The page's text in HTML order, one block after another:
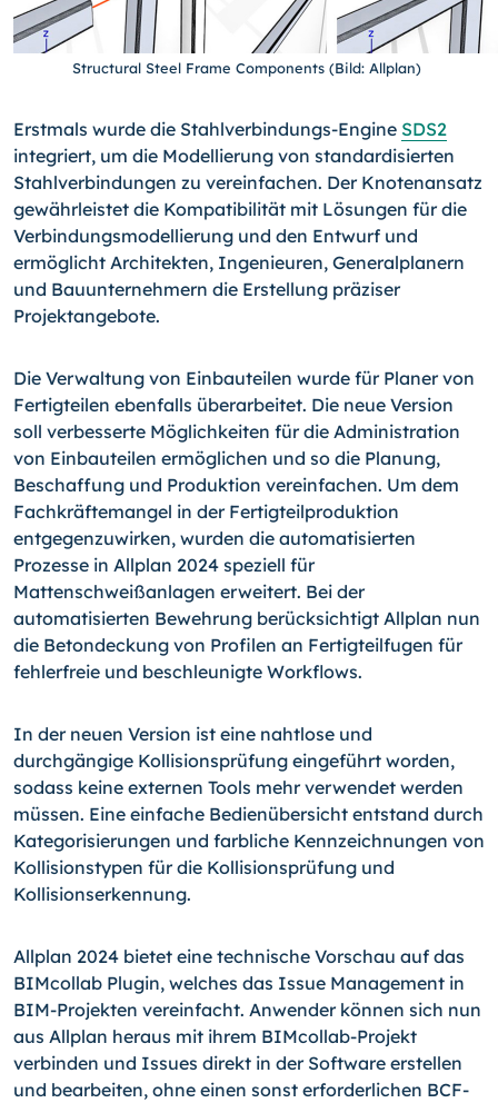
Structural Steel Frame Components (Bild: Allplan)
Erstmals wurde die Stahlverbindungs-Engine SDS2
integriert, um die Modellierung von standardisierten
Stahlverbindungen zu vereinfachen. Der Knotenansatz
gewährleistet die Kompatibilität mit Lösungen für die
Verbindungsmodellierung und den Entwurf und
ermöglicht Architekten, Ingenieuren, Generalplanern
und Bauunternehmern die Erstellung präziser
Projektangebote.
Die Verwaltung von Einbauteilen wurde für Planer von
Fertigteilen ebenfalls überarbeitet. Die neue Version
soll verbesserte Möglichkeiten für die Administration
von Einbauteilen ermöglichen und so die Planung,
Beschaffung und Produktion vereinfachen. Um dem
Fachkräftemangel in der Fertigteilproduktion
entgegenzuwirken, wurden die automatisierten
Prozesse in Allplan 2024 speziell für
Mattenschweißanlagen erweitert. Bei der
automatisierten Bewehrung berücksichtigt Allplan nun
die Betondeckung von Profilen an Fertigteilfugen für
fehlerfreie und beschleunigte Workflows.
In der neuen Version ist eine nahtlose und
durchgängige Kollisionsprüfung eingeführt worden,
sodass keine externen Tools mehr verwendet werden
müssen. Eine einfache Bedienübersicht entstand durch
Kategorisierungen und farbliche Kennzeichnungen von
Kollisionstypen für die Kollisionsprüfung und
Kollisionserkennung.
Allplan 2024 bietet eine technische Vorschau auf das
BIMcollab Plugin, welches das Issue Management in
BIM-Projekten vereinfacht. Anwender können sich nun
aus Allplan heraus mit ihrem BIMcollab-Projekt
verbinden und Issues direkt in der Software erstellen
und bearbeiten, ohne einen sonst erforderlichen BCF-